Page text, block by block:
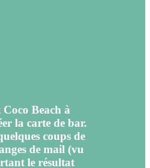
Beach à
la carte de bar.
coups de
de mail (vu
le résultat